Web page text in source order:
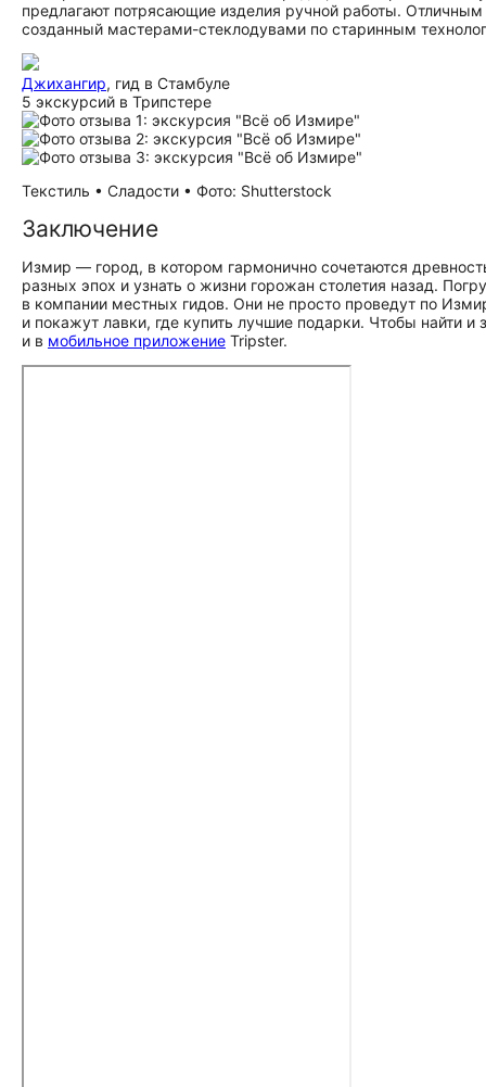
предлагают потрясающие изделия ручной работы.
созданный мастерами-стеклодувами по старинным
Джихангир, гид в Стамбуле
5 экскурсий в Трипстере
Текстиль • Сладости • Фото: Shutterstock
Заключение
Измир — город, в котором гармонично сочетаются
разных эпох и узнать о жизни горожан столетия назад.
в компании местных гидов. Они не просто проведут по
и покажут лавки, где купить лучшие подарки. Чтобы найти и
и в мобильное приложение Tripster.